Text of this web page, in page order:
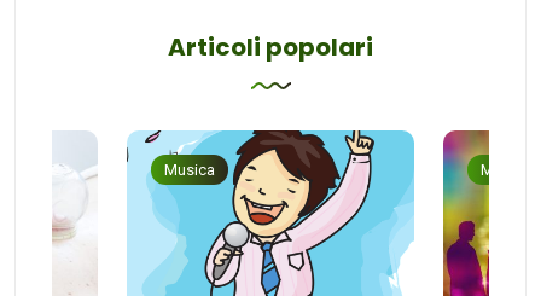
Articoli popolari
Musica Musica